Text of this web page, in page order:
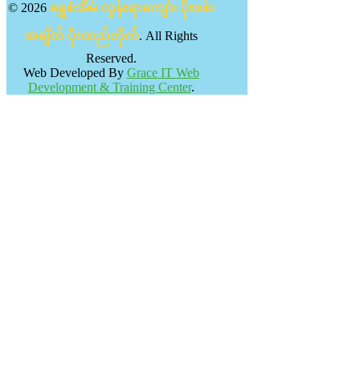
© 2026 ရွှေစံအိမ် လွန်းရာကျော်၊ ပိုးစစ်၊
အချိတ် ပိုးထည်တိုက်. All Rights
Reserved.
Web Developed By Grace IT Web
Development & Training Center.